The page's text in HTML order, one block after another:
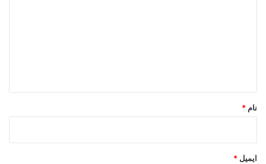
نام *
ایمیل *